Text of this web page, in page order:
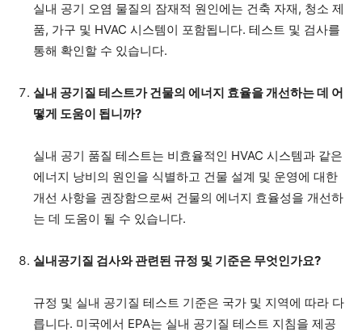
실내 공기 오염 물질의 잠재적 원인에는 건축 자재, 청소 제
품, 가구 및 HVAC 시스템이 포함됩니다. 테스트 및 검사를
통해 확인할 수 있습니다.
실내 공기질 테스트가 건물의 에너지 효율을 개선하는 데 어
떻게 도움이 됩니까?
실내 공기 품질 테스트는 비효율적인 HVAC 시스템과 같은
에너지 낭비의 원인을 식별하고 건물 설계 및 운영에 대한
개선 사항을 권장함으로써 건물의 에너지 효율성을 개선하
는 데 도움이 될 수 있습니다.
실내공기질 검사와 관련된 규정 및 기준은 무엇인가요?
규정 및 실내 공기질 테스트 기준은 국가 및 지역에 따라 다
릅니다. 미국에서 EPA는 실내 공기질 테스트 지침을 제공